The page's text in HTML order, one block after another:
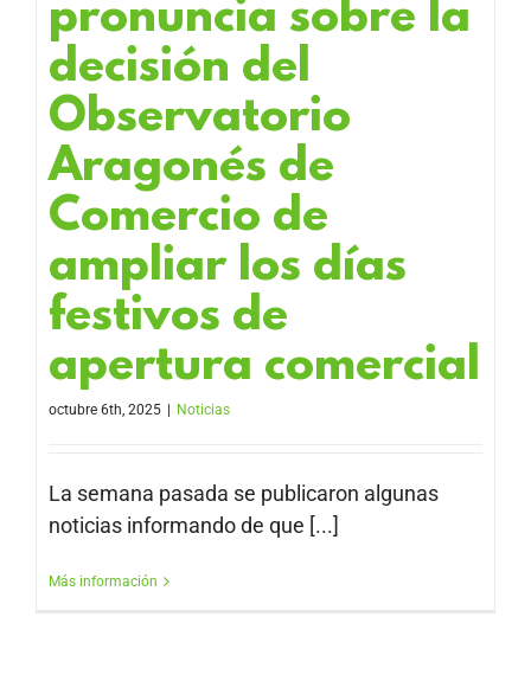
pronuncia sobre la
decisión del
Observatorio
Aragonés de
Comercio de
ampliar los días
festivos de
apertura comercial
octubre 6th, 2025 | Noticias
La semana pasada se publicaron algunas
noticias informando de que [...]
Más información